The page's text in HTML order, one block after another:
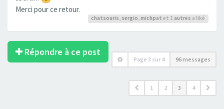
Merci pour ce retour.
chatsouris, sergio, michpat et 1 autres a liké
Répondre à ce post
Page 3 sur 4 96 messages
1 2 3 4